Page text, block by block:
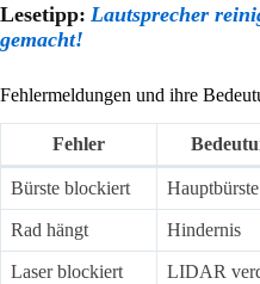
Lesetipp: Lautsprecher
gemacht!
Fehlermeldungen und ihre
Fehler
Bürste blockiert
Rad hängt Hindernis
Laser blockiert LIDAR